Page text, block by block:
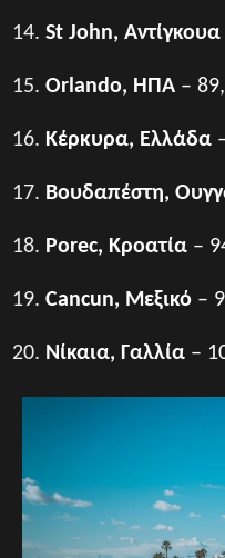
St John, Αντίγκουα
Orlando, ΗΠΑ –
Κέρκυρα, Ελλάδα
Βουδαπέστη,
Porec, Κροατία –
Cancun, Μεξικό –
Νίκαια, Γαλλία –